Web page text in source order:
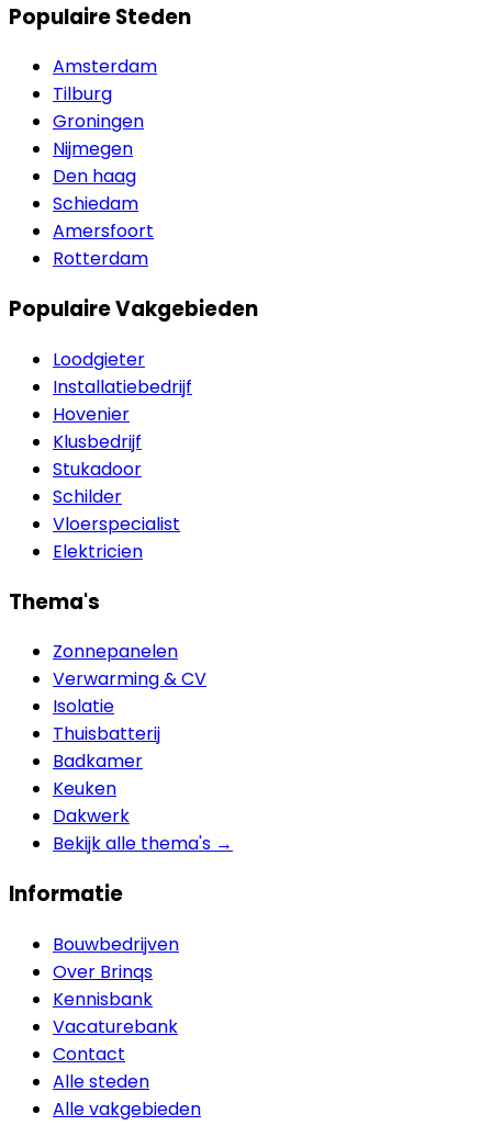
Populaire Steden
Amsterdam
Tilburg
Groningen
Nijmegen
Den haag
Schiedam
Amersfoort
Rotterdam
Populaire Vakgebieden
Loodgieter
Installatiebedrijf
Hovenier
Klusbedrijf
Stukadoor
Schilder
Vloerspecialist
Elektricien
Thema's
Zonnepanelen
Verwarming & CV
Isolatie
Thuisbatterij
Badkamer
Keuken
Dakwerk
Bekijk alle thema's →
Informatie
Bouwbedrijven
Over Brinqs
Kennisbank
Vacaturebank
Contact
Alle steden
Alle vakgebieden